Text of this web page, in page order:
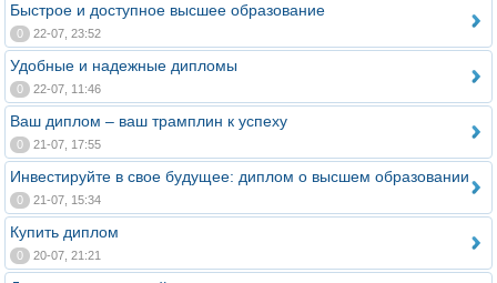
Быстрое и доступное высшее образование
0 22-07, 23:52
Удобные и надежные дипломы
0 22-07, 11:46
Ваш диплом – ваш трамплин к успеху
0 21-07, 17:55
Инвестируйте в свое будущее: диплом о высшем образовании
0 21-07, 15:34
Купить диплом
0 20-07, 21:21